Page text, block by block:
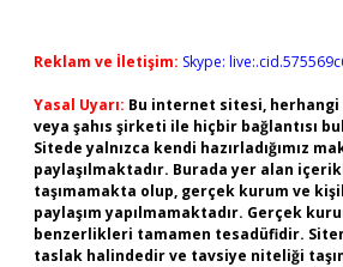
Reklam ve İletişim: Skype:
Yasal Uyarı: Bu internet sitesi,
veya şahıs şirketi ile hiçbir bağlantısı
Sitede yalnızca kendi hazırladığımız
paylaşılmaktadır. Burada yer alan
taşımamakta olup, gerçek kurum ve
paylaşım yapılmamaktadır. Gerçek
benzerlikleri tamamen tesadüfidir.
taslak halindedir ve tavsiye niteliği